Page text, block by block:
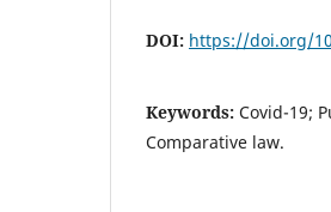
DOI: https://doi.org/
Keywords: Covid-19;
Comparative law.